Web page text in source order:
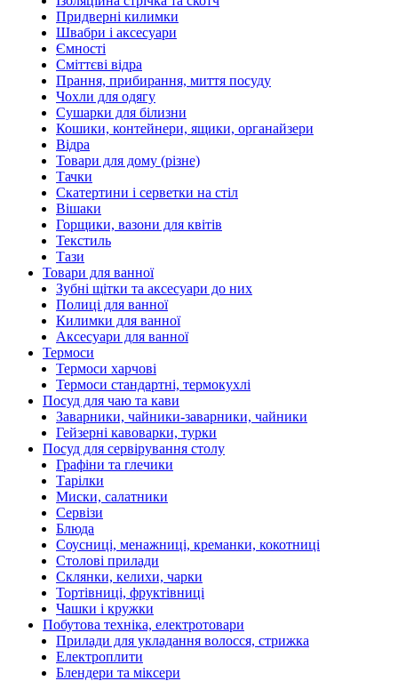
Придверні килимки
Швабри і аксесуари
Ємності
Сміттєві відра
Прання, прибирання, миття посуду
Чохли для одягу
Сушарки для білизни
Кошики, контейнери, ящики, органайзери
Відра
Товари для дому (різне)
Тачки
Скатертини і серветки на стіл
Вішаки
Горщики, вазони для квітів
Текстиль
Тази
Товари для ванної
Зубні щітки та аксесуари до них
Полиці для ванної
Килимки для ванної
Аксесуари для ванної
Термоси
Термоси харчові
Термоси стандартні, термокухлі
Посуд для чаю та кави
Заварники, чайники-заварники, чайники
Гейзерні кавоварки, турки
Посуд для сервірування столу
Графіни та глечики
Тарілки
Миски, салатники
Сервізи
Блюда
Соусниці, менажниці, креманки, кокотниці
Столові прилади
Склянки, келихи, чарки
Тортівниці, фруктівниці
Чашки і кружки
Побутова техніка, електротовари
Прилади для укладання волосся, стрижка
Електроплити
Блендери та міксери